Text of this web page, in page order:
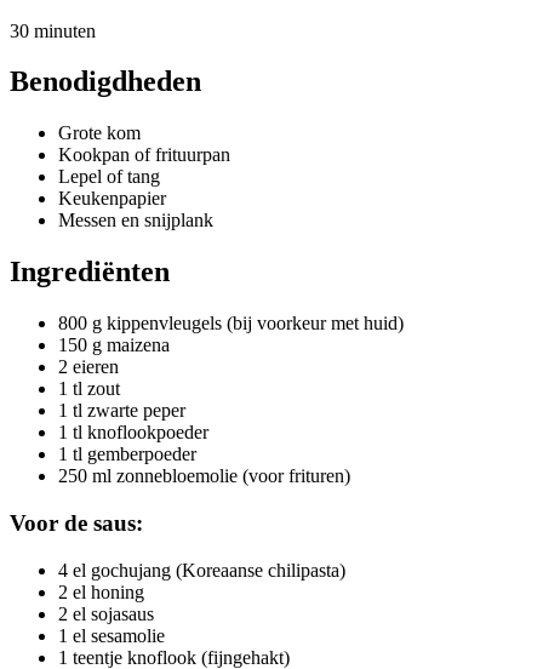
30 minuten
Benodigdheden
Grote kom
Kookpan of frituurpan
Lepel of tang
Keukenpapier
Messen en snijplank
Ingrediënten
800 g kippenvleugels (bij voorkeur met huid)
150 g maizena
2 eieren
1 tl zout
1 tl zwarte peper
1 tl knoflookpoeder
1 tl gemberpoeder
250 ml zonnebloemolie (voor frituren)
Voor de saus:
4 el gochujang (Koreaanse chilipasta)
2 el honing
2 el sojasaus
1 el sesamolie
1 teentje knoflook (fijngehakt)